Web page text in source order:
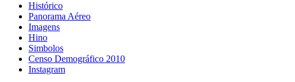
Histórico
Panorama Aéreo
Imagens
Hino
Simbolos
Censo Demográfico 2010
Instagram